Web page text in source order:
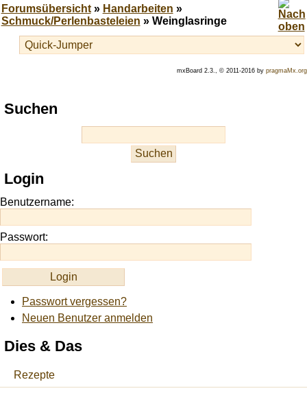
Forumsübersicht» Handarbeiten »
Schmuck/Perlenbasteleien » Weinglasringe
mxBoard 2.3., © 2011-2016 by pragmaMx.org
Play
best
site
https://onlineslots.money/
Suchen
Login
Benutzername:
Passwort:
Passwort vergessen?
Neuen Benutzer anmelden
Dies & Das
Rezepte